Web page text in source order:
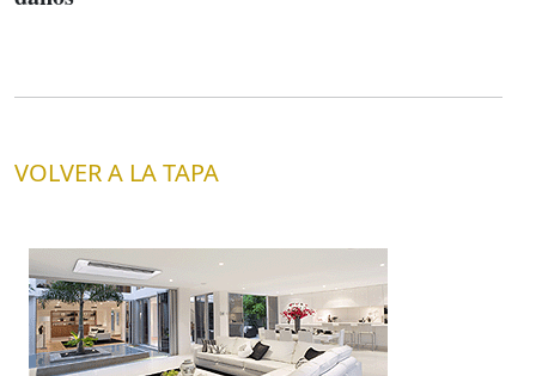
VOLVER A LA TAPA